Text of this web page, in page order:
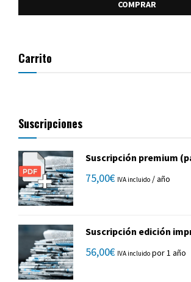
COMPRAR
Carrito
Suscripciones
Suscripción premium
75,00€ IVA incluido / año
Suscripción edición
56,00€ IVA incluido por 1 año